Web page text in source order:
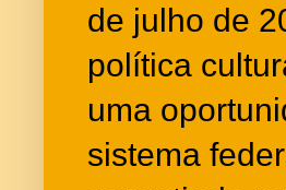
de julho de
política
uma
sistema